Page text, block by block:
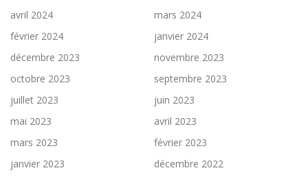
avril 2024
mars 2024
février 2024
janvier 2024
décembre 2023
novembre 2023
octobre 2023
septembre 2023
juillet 2023
juin 2023
mai 2023
avril 2023
mars 2023
février 2023
janvier 2023
décembre 2022